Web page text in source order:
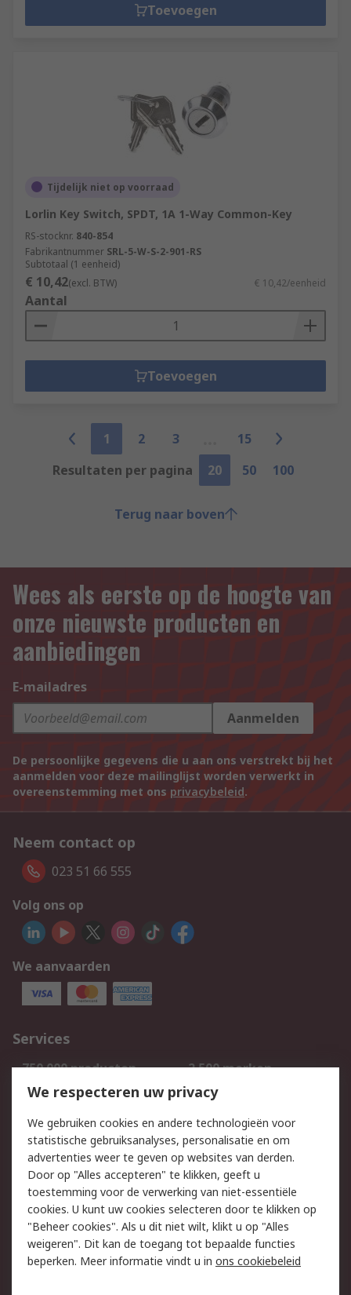
Toevoegen
Tijdelijk niet op voorraad
Lorlin Key Switch, SPDT, 1A 1-Way Common-Key
RS-stocknr. 840-854
Fabrikantnummer SRL-5-W-S-2-901-RS
Subtotaal (1 eenheid)
€ 10,42(excl. BTW) € 10,42/eenheid
Aantal
Toevoegen
1 2 3
15
Resultaten per pagina
20 50 100
Terug naar boven
Wees als eerste op de hoogte van
onze nieuwste producten en
aanbiedingen
E-mailadres
Aanmelden
De persoonlijke gegevens die u aan ons verstrekt bij het
aanmelden voor deze mailinglijst worden verwerkt in
overeenstemming met ons privacybeleid.
Neem contact op
023 51 66 555
Volg ons op
We aanvaarden
Services
750.000 producten
2.500 merken
Bestellen
Inkoopoplossingen
Track & Trace
Wettelijk
Cookiebeleid
Email veiligheid
Privacybeleid
Websitevoorwaarden
Algemene
verkoopvoorwaarden
We respecteren uw privacy
We gebruiken cookies en andere technologieën voor
statistische gebruiksanalyses, personalisatie en om
advertenties weer te geven op websites van derden.
Door op "Alles accepteren" te klikken, geeft u
toestemming voor de verwerking van niet-essentiële
cookies. U kunt uw cookies selecteren door te klikken op
"Beheer cookies". Als u dit niet wilt, klikt u op "Alles
weigeren". Dit kan de toegang tot bepaalde functies
beperken. Meer informatie vindt u in ons cookiebeleid